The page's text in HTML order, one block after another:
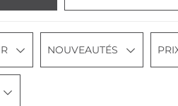
NOUVEAUTÉS